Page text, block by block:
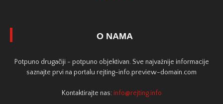
O NAMA
Potpuno drugačiji - potpuno objektivan. Sve najvažnije informacije
saznajte prvi na portalu rejting-info.preview-domain.com
Kontaktirajte nas: info@rejting.info